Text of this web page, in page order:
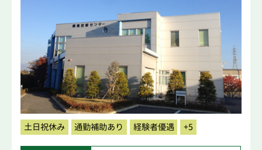
土日祝休み 通勤補助あり 経験者優遇 +5